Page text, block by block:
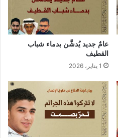
عامٌ جديد يُدشَّن بدماء شباب
القطيف
1 يناير، 2026